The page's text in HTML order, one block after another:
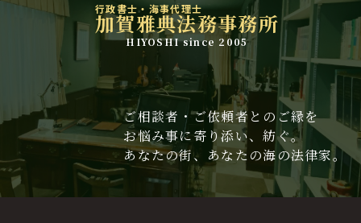
行政書士・海事代理士
加賀雅典法務事務所
HIYOSHI since 2005
ご相談者・ご依頼者とのご縁を
お悩み事に寄り添い、紡ぐ。
あなたの街、あなたの海の法律家。